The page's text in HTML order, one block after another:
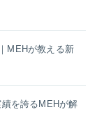
MEHが教える新
を誇るMEHが解